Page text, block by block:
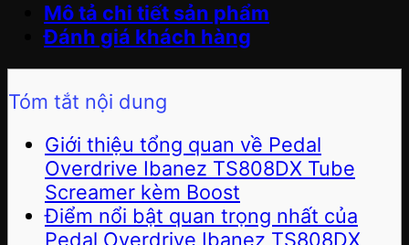
Mô tả chi tiết sản phẩm
Đánh giá khách hàng
Tóm tắt nội dung
Giới thiệu tổng quan về Pedal
Overdrive Ibanez TS808DX Tube
Screamer kèm Boost
Điểm nổi bật quan trọng nhất của
Pedal Overdrive Ibanez TS808DX